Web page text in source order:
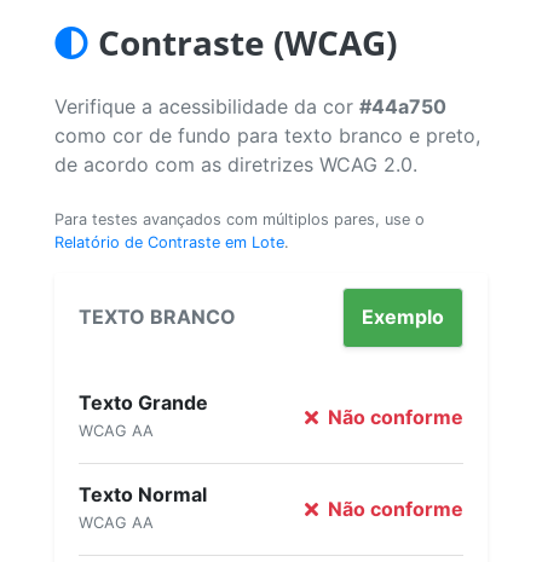
Contraste (WCAG)
Verifique a acessibilidade da cor #44a750
como cor de fundo para texto branco e preto,
de acordo com as diretrizes WCAG 2.0.
Para testes avançados com múltiplos pares, use o
Relatório de Contraste em Lote.
TEXTO BRANCO Exemplo
Texto Grande
WCAG AA
Não conforme
Texto Normal
WCAG AA
Não conforme